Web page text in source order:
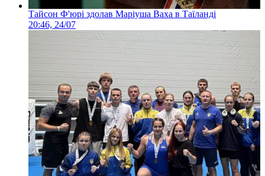
Тайсон Ф'юрі здолав Маріуша Ваха в Таїланді
20:46, 24/07